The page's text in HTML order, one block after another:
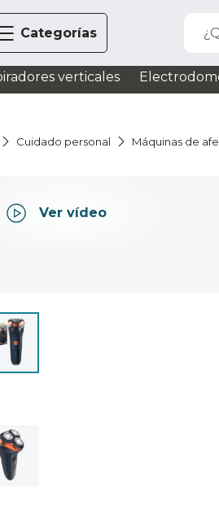
Categorías
verticales
Cuidado personal Máquinas de
Ver vídeo